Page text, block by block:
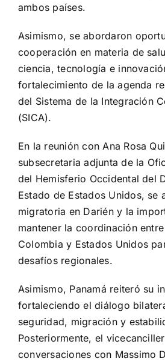
ambos países.
Asimismo, se abordaron
cooperación en materia de
ciencia, tecnología e
fortalecimiento de la agenda
del Sistema de la Integración
(SICA).
En la reunión con Ana Rosa
subsecretaria adjunta de la
del Hemisferio Occidental del
Estado de Estados Unidos, se
migratoria en Darién y la
mantener la coordinación entre
Colombia y Estados Unidos
desafíos regionales.
Asimismo, Panamá reiteró su
fortaleciendo el diálogo
seguridad, migración y
Posteriormente, el
conversaciones con Massimo